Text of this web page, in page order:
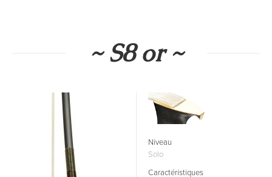
~ S8 or ~
Niveau
Solo
Caractéristiques